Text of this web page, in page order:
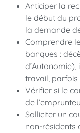
Anticiper la
le début du
la demande
Comprendre
banques :
travail, parfois
Vérifier si le
de
Solliciter un
non-résidents